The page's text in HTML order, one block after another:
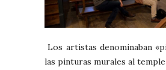
Los artistas denominaban
las pinturas murales al